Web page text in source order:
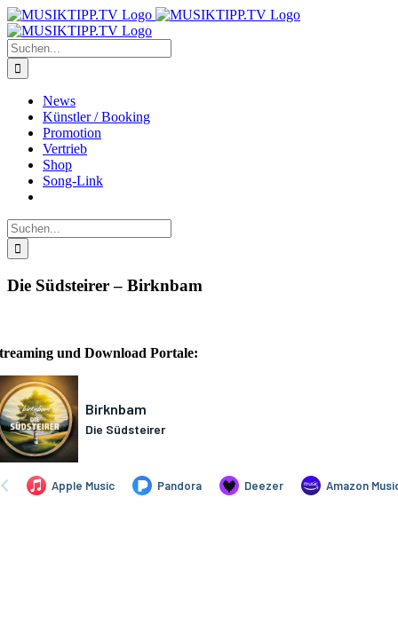
Zum
Inhalt
springen
Suche
nach:
News
Künstler / Booking
Promotion
Vertrieb
Shop
Song-Link
Suche
nach:
Die Südsteirer – Birknbam
und Download Portale: